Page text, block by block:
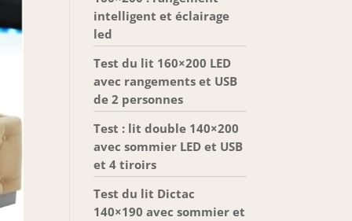
intelligent et éclairage
led
Test du lit 160×200 LED
avec rangements et USB
de 2 personnes
Test : lit double 140×200
avec sommier LED et USB
et 4 tiroirs
Test du lit Dictac
140×190 avec sommier et